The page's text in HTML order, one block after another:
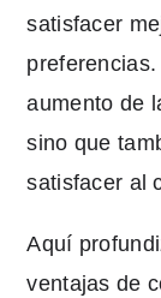
satisfacer
aumento de
sino que
satisfacer al
Aquí
ventajas de